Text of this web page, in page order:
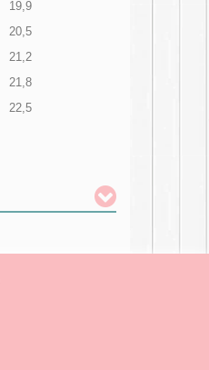
19,9
20,5
21,2
21,8
22,5